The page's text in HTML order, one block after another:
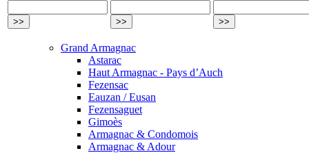
Grand Armagnac
Astarac
Haut Armagnac - Pays d’Auch
Fezensac
Eauzan / Eusan
Fezensaguet
Gimoès
Armagnac & Condomois
Armagnac & Adour